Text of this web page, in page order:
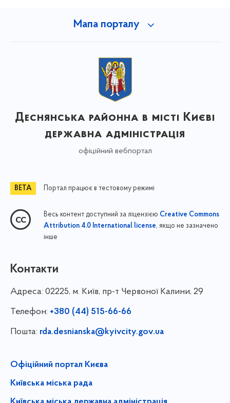
Мапа порталу
Деснянська районна в місті Києві
державна адміністрація
офіційний вебпортал
Портал працює в тестовому режимі
Весь контент доступний за ліцензією Creative Commons
Attribution 4.0 International license, якщо не зазначено
інше
Контакти
Адреса: 02225, м. Київ, пр-т Червоної Калини, 29
Телефон: +380 (44) 515-66-66
Пошта: rda.desnianska@kyivcity.gov.ua
Офіційний портал Києва
Київська міська рада